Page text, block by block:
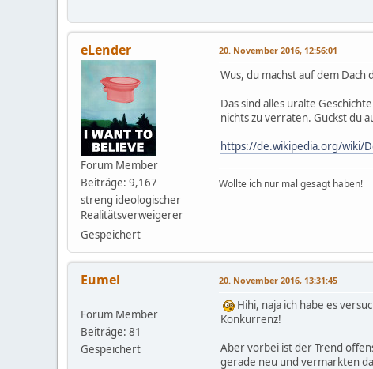
eLender
Forum Member
Beiträge: 9,167
streng ideologischer
Realitätsverweigerer
Gespeichert
20. November 2016, 12:56:01
Wus, du machst auf dem
Das sind alles uralte
nichts zu verraten. Guckst du
https://de.wikipedia.org/wiki/
Wollte ich nur mal gesagt haben!
Eumel
Forum Member
Beiträge: 81
Gespeichert
20. November 2016, 13:31:45
Hihi, naja ich habe es
Konkurrenz!
Aber vorbei ist der Trend
gerade neu und vermarkten